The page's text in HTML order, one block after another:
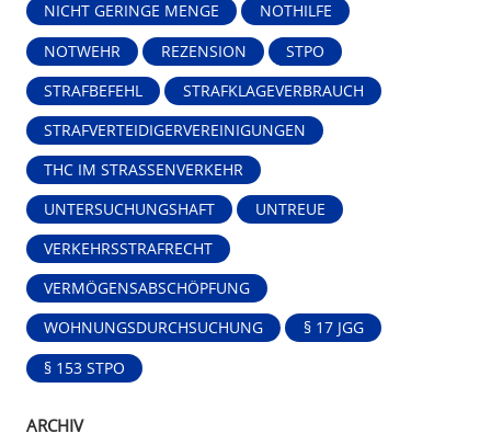
NICHT GERINGE MENGE NOTHILFE
NOTWEHR REZENSION STPO
STRAFBEFEHL STRAFKLAGEVERBRAUCH
STRAFVERTEIDIGERVEREINIGUNGEN
THC IM STRASSENVERKEHR
UNTERSUCHUNGSHAFT UNTREUE
VERKEHRSSTRAFRECHT
VERMÖGENSABSCHÖPFUNG
WOHNUNGSDURCHSUCHUNG § 17 JGG
§ 153 STPO
ARCHIV